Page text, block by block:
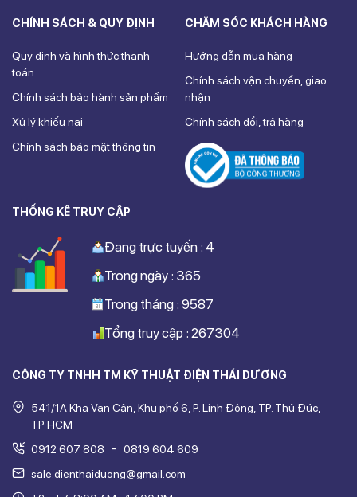
CÔNG TY TNHH TM KỸ THUẬT ĐIỆN THÁI DƯƠNG
541/1A Kha Vạn Cân, Khu phố 6, P. Linh Đông, TP. Thủ Đức,
TP HCM
0912 607 808
-
0819 604 609
sale.dienthaiduong@gmail.com
CHÍNH SÁCH & QUY ĐỊNH
Quy định và hình thức thanh
toán
Chính sách bảo hành sản phẩm
Xử lý khiếu nại
Chính sách bảo mật thông tin
CHĂM SÓC KHÁCH HÀNG
Hướng dẫn mua hàng
Chính sách vận chuyển, giao
nhận
Chính sách đổi, trả hàng
THỐNG KÊ TRUY CẬP
Trong ngày : 365
Trong tháng : 9587
Tổng truy cập : 267304
Đang trực tuyến : 4